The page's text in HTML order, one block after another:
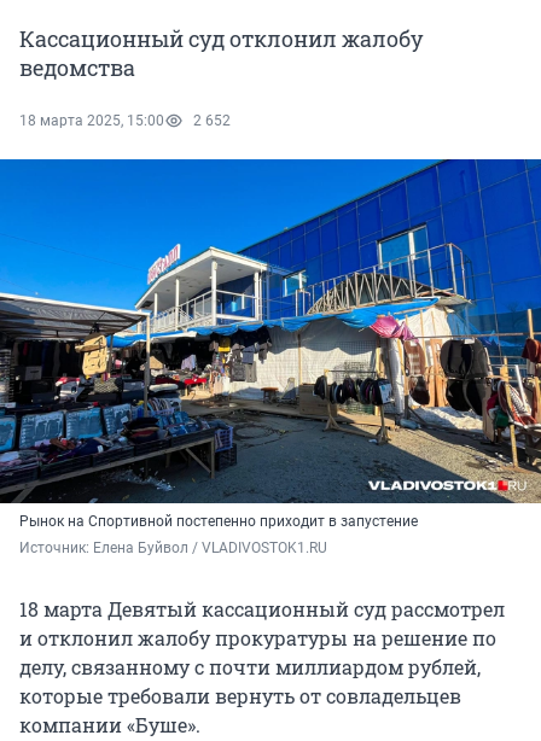
Кассационный суд отклонил жалобу
ведомства
18 марта 2025, 15:00 2 652
Рынок на Спортивной постепенно приходит в запустение
Источник: Елена Буйвол / VLADIVOSTOK1.RU
18 марта Девятый кассационный суд рассмотрел
и отклонил жалобу прокуратуры на решение по
делу, связанному с почти миллиардом рублей,
которые требовали вернуть от совладельцев
компании «Буше».